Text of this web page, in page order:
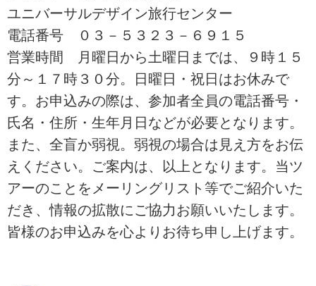
ユニバーサルデザイン旅行センター
電話番号 ０３－５３２３－６９１５
営業時間 月曜日から土曜日までは、９時１５
分～１７時３０分。日曜日・祝日はお休みで
す。お申込みの際は、参加者全員の電話番号・
氏名・住所・生年月日などが必要となります。
また、全盲か弱視。弱視の場合は見え方をお伝
えください。ご案内は、以上となります。当ツ
アーのことをメーリングリスト等でご紹介いた
だき、情報の拡散にご協力お願いいたします。
皆様のお申込みを心よりお待ち申し上げます。